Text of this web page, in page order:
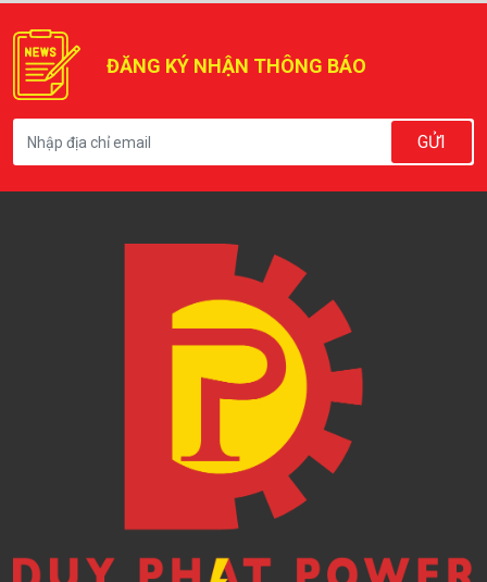
ĐĂNG KÝ NHẬN THÔNG BÁO
GỬI